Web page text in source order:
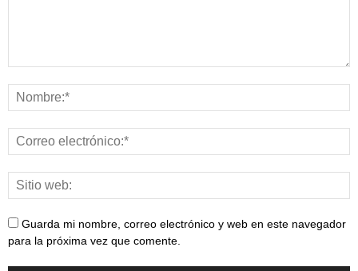
Guarda mi nombre, correo electrónico y web en este navegador
para la próxima vez que comente.